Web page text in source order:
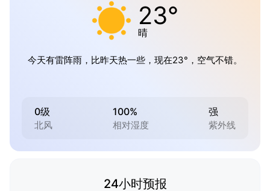
23°
晴
今天有雷阵雨，比昨天热一些，现在23°，空气不错。
0级
北风
100%
相对湿度
强
紫外线
24小时预报